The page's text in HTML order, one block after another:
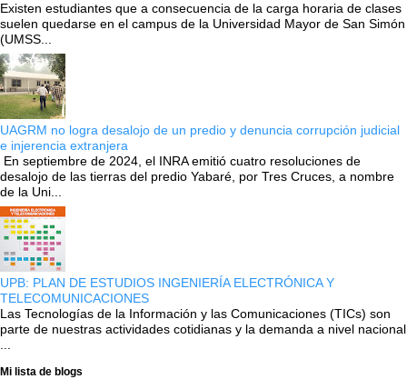
Existen estudiantes que a consecuencia de la carga horaria de clases
suelen quedarse en el campus de la Universidad Mayor de San Simón
(UMSS...
UAGRM no logra desalojo de un predio y denuncia corrupción judicial
e injerencia extranjera
En septiembre de 2024, el INRA emitió cuatro resoluciones de
desalojo de las tierras del predio Yabaré, por Tres Cruces, a nombre
de la Uni...
UPB: PLAN DE ESTUDIOS INGENIERÍA ELECTRÓNICA Y
TELECOMUNICACIONES
Las Tecnologías de la Información y las Comunicaciones (TICs) son
parte de nuestras actividades cotidianas y la demanda a nivel nacional
Mi lista de blogs